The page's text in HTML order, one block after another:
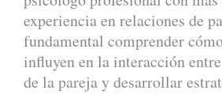
experiencia en relaciones de
fundamental comprender
influyen en la interacción
de la pareja y desarrollar